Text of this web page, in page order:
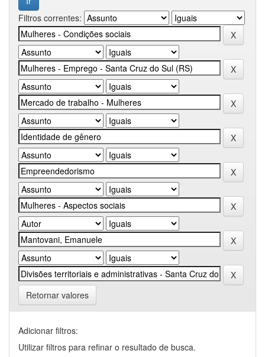
Filtros correntes:
Retornar valores
Adicionar filtros:
Utilizar filtros para refinar o resultado de busca.